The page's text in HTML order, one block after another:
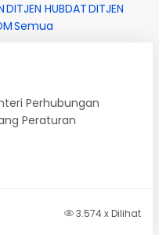
DITJEN HUBDATDITJEN
Semua
Perhubungan
Peraturan
3.574 x Dilihat